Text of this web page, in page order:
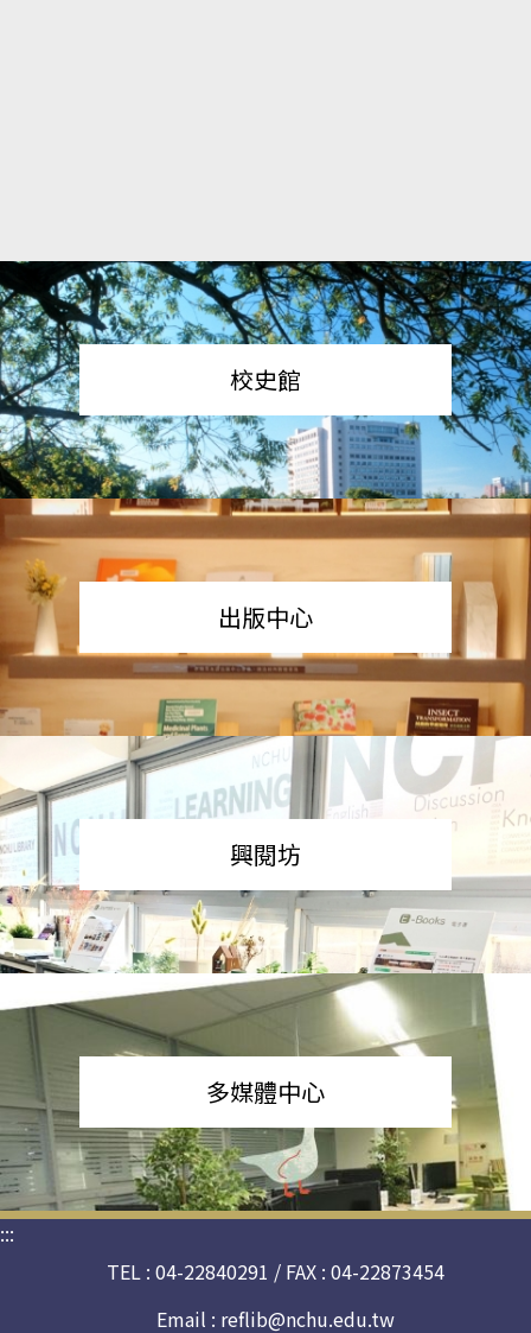
校史館
出版中心
興閱坊
多媒體中心
:::
TEL : 04-22840291 / FAX : 04-22873454
Email : reflib@nchu.edu.tw